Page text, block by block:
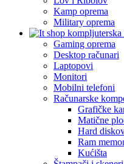
Kamp oprema
Military oprema
Gaming oprema
Desktop računari
Laptopovi
Monitori
Mobilni telefoni
Računarske
Grafičke
Matične
Hard
Ram
Kućišta